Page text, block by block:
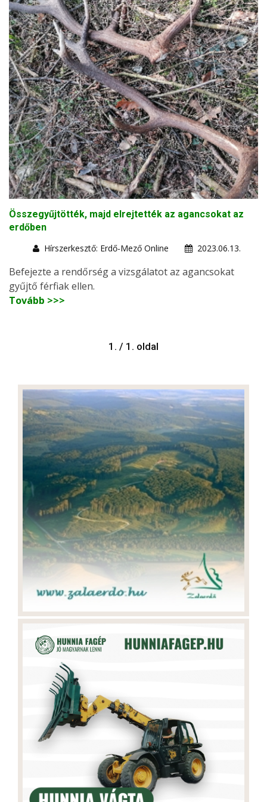
Összegyűjtötték, majd elrejtették az agancsokat az
erdőben
Hírszerkesztő: Erdő-Mező Online
2023.06.13.
Befejezte a rendőrség a vizsgálatot az agancsokat
gyűjtő férfiak ellen.
Tovább >>>
1. / 1. oldal